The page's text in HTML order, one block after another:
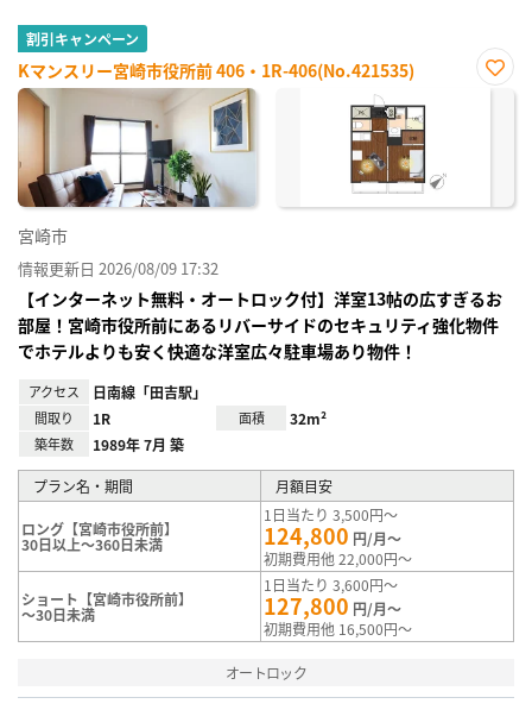
割引キャンペーン
Kマンスリー宮崎市役所前 406・1R-406(No.421535)
お気
宮崎市
情報更新日 2026/08/09 17:32
【インターネット無料・オートロック付】洋室13帖の広すぎるお
部屋！宮崎市役所前にあるリバーサイドのセキュリティ強化物件
でホテルよりも安く快適な洋室広々駐車場あり物件！
アクセス 日南線「田吉駅」
間取り 1R 面積 32m²
築年数 1989年 7月 築
プラン名・期間 月額目安
ロング【宮崎市役所前】
30日以上～360日未満
1日当たり 3,500円～
124,800 円/月～
初期費用他 22,000円～
ショート【宮崎市役所前】
～30日未満
1日当たり 3,600円～
127,800 円/月～
初期費用他 16,500円～
オートロック